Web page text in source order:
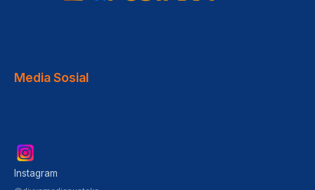
Media Sosial
Instagram